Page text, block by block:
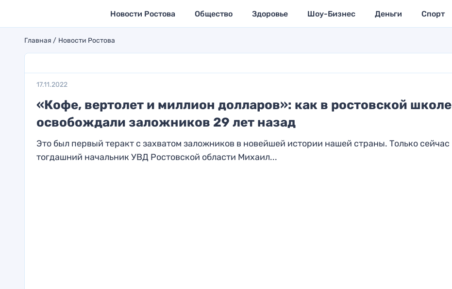
Новости Ростова Общество Здоровье Шоу-Бизнес Деньги Спорт
Главная Новости Ростова
17.11.2022
«Кофе, вертолет и миллион долларов»: как в ростовской школе
освобождали заложников 29 лет назад
Это был первый теракт с захватом заложников в новейшей истории нашей страны. Только сейчас
тогдашний начальник УВД Ростовской области Михаил...